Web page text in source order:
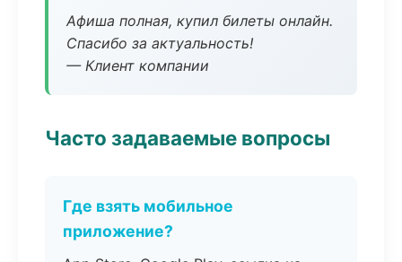
Афиша полная, купил билеты онлайн.
Спасибо за актуальность!
— Клиент компании
Часто задаваемые вопросы
Где взять мобильное
приложение?